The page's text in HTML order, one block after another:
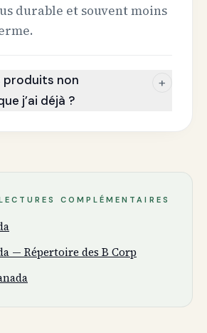
durable et souvent moins
produits non
j’ai déjà ?
+
COMPLÉMENTAIRES
— Répertoire des B Corp